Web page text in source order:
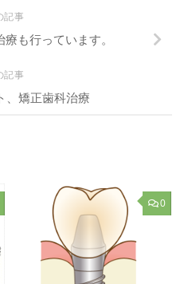
記事
も行っています。
記事
、矯正歯科治療
0